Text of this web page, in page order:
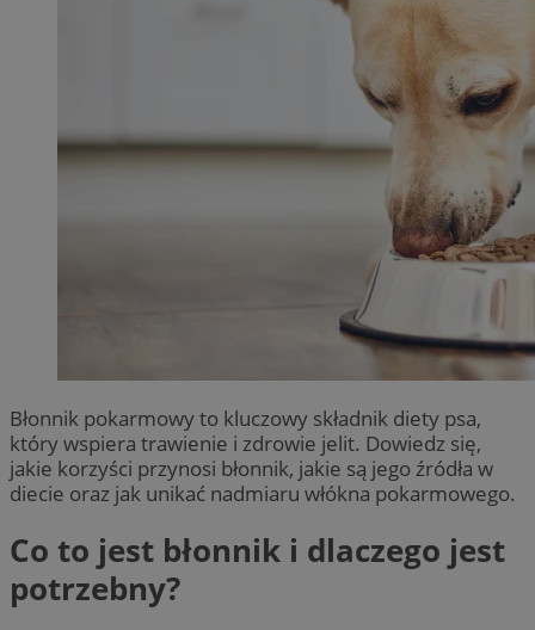
Błonnik pokarmowy to kluczowy składnik diety psa,
który wspiera trawienie i zdrowie jelit. Dowiedz się,
jakie korzyści przynosi błonnik, jakie są jego źródła w
diecie oraz jak unikać nadmiaru włókna pokarmowego.
Co to jest błonnik i dlaczego jest
potrzebny?